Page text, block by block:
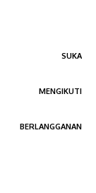
SUKA
MENGIKUTI
BERLANGGANAN